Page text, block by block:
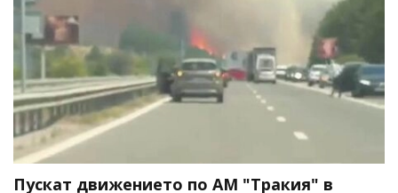
Пускат движението по АМ "Тракия" в